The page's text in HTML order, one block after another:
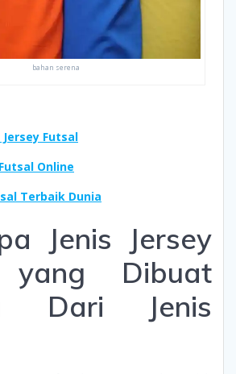
bahan serena
Futsal
Online
Terbaik Dunia
Jenis Jersey
yang Dibuat
Dari Jenis